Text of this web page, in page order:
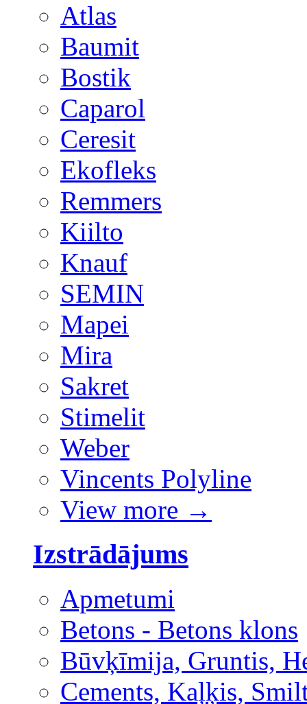
Atlas
Baumit
Bostik
Caparol
Ceresit
Ekofleks
Remmers
Kiilto
Knauf
SEMIN
Mapei
Mira
Sakret
Stimelit
Weber
Vincents Polyline
View more →
Izstrādājums
Apmetumi
Betons - Betons klons
Būvķīmija, Gruntis,
Cements, Kaļķis,